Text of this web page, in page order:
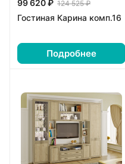
99 620 ₽ 124 525 ₽
Гостиная Карина комп.16
Подробнее